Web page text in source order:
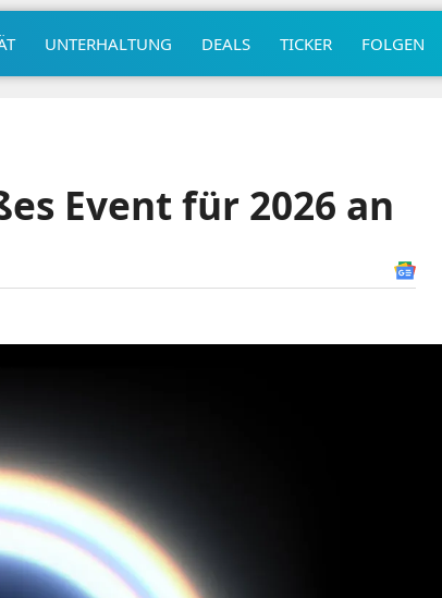
UNTERHALTUNG DEALS TICKER FOLGEN
Event für 2026 an